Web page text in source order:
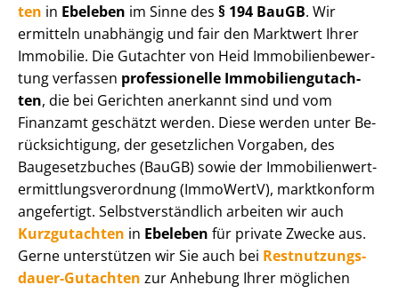
ten in Ebeleben im Sinne des § 194 BauGB. Wir
ermitteln unabhängig und fair den Marktwert Ihrer
Immobilie. Die Gutachter von Heid Im­mo­bi­li­en­be­wer­
tung verfassen professionelle Im­mo­bi­li­en­gut­ach­
ten, die bei Gerichten anerkannt sind und vom
Finanzamt geschätzt werden. Diese werden unter Be­
rück­sich­ti­gung, der gesetzlichen Vorgaben, des
Baugesetzbuches (BauGB) sowie der Im­mo­bi­li­en­wert­
ermitt­lungs­ver­ord­nung (ImmoWertV), marktkonform
angefertigt. Selbst­ver­ständ­lich arbeiten wir auch
Kurzgutachten in Ebeleben für private Zwecke aus.
Gerne unterstützen wir Sie auch bei Rest­nut­zungs­
dau­er-Gutachten zur Anhebung Ihrer möglichen